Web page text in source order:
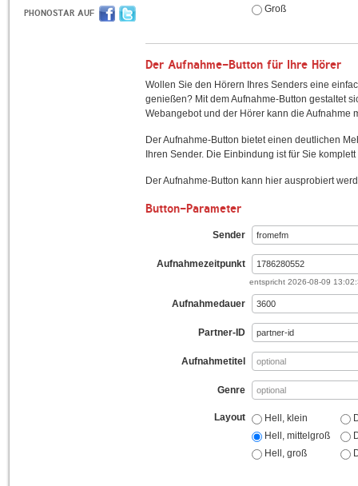
PHONOSTAR AUF
Groß
Der Aufnahme-Button für Ihre Hörer
Wollen Sie den Hörern Ihres Senders eine
genießen? Mit dem Aufnahme-Button gestaltet
Webangebot und der Hörer kann die Aufnahme
Der Aufnahme-Button bietet einen deutlichen
Ihren Sender. Die Einbindung ist für Sie
Der Aufnahme-Button kann hier ausprobiert
Button-Parameter
Sender
Aufnahmezeitpunkt
entspricht 2026-08-09
Aufnahmedauer
Partner-ID
Aufnahmetitel
Genre
Layout
Hell, klein
Hell, mittelgroß
Hell, groß